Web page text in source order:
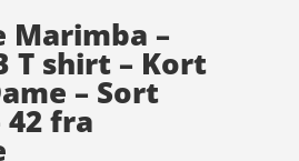
Marimba –
T shirt – Kort
– Sort
42 fra